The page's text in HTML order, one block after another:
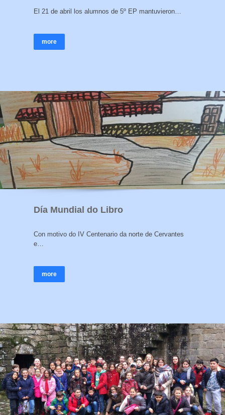
El 21 de abril los alumnos de 5º EP mantuvieron…
more
Día Mundial do Libro
Con motivo do IV Centenario da norte de Cervantes
e…
more